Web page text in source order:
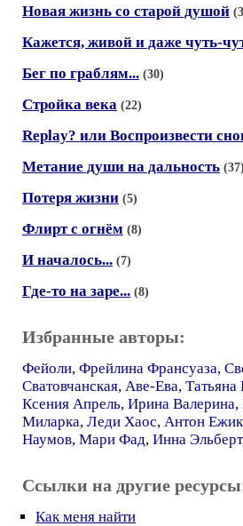
Новая жизнь со старой душой
Кажется, живой и даже чуть-
Бег по граблям... (30)
Стройка века (22)
Replay? или Воспроизвести
Метание души на дальность (37)
Потеря жизни (5)
Флирт с огнём (8)
И началось... (7)
Где-то на заре... (8)
Избранные авторы:
Фейоли, Фрейлина Франсуаза,
Сватовчанская, Аве-Ева, Татьяна
Ксения Апрель, Ирина Валерина,
Миларка, Леди Хаос, Антон
Наумов, Мари Фад, Инна Эльберт
Ссылки на другие
Как меня найти